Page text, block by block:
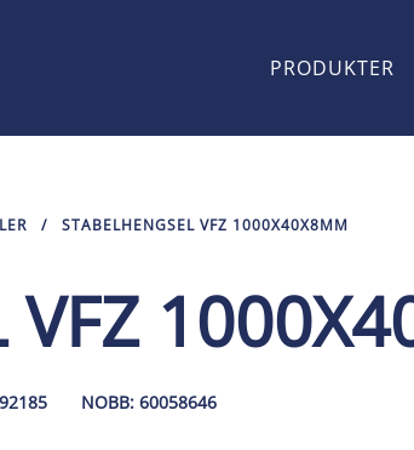
PRODUKTER
/ STABELHENGSEL VFZ 1000X40X8MM
VFZ
NOBB: 60058646